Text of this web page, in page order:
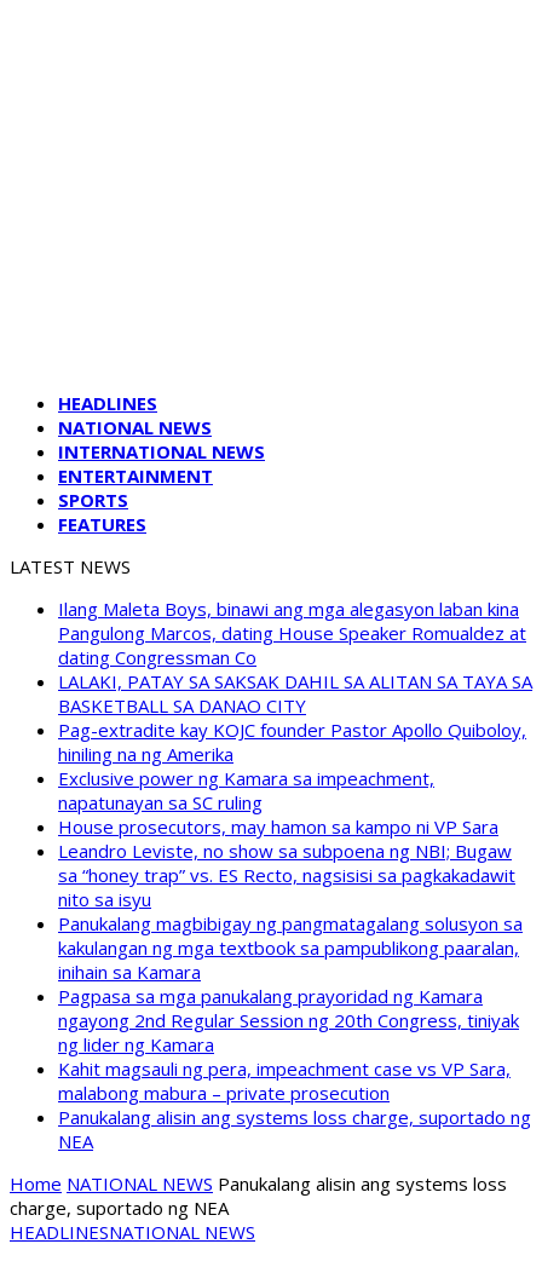
HEADLINES
NATIONAL NEWS
INTERNATIONAL NEWS
ENTERTAINMENT
SPORTS
FEATURES
LATEST NEWS
Ilang Maleta Boys, binawi ang mga alegasyon laban kina
Pangulong Marcos, dating House Speaker Romualdez at
dating Congressman Co
LALAKI, PATAY SA SAKSAK DAHIL SA ALITAN SA TAYA SA
BASKETBALL SA DANAO CITY
Pag-extradite kay KOJC founder Pastor Apollo Quiboloy,
hiniling na ng Amerika
Exclusive power ng Kamara sa impeachment,
napatunayan sa SC ruling
House prosecutors, may hamon sa kampo ni VP Sara
Leandro Leviste, no show sa subpoena ng NBI; Bugaw
sa “honey trap” vs. ES Recto, nagsisisi sa pagkakadawit
nito sa isyu
Panukalang magbibigay ng pangmatagalang solusyon sa
kakulangan ng mga textbook sa pampublikong paaralan,
inihain sa Kamara
Pagpasa sa mga panukalang prayoridad ng Kamara
ngayong 2nd Regular Session ng 20th Congress, tiniyak
ng lider ng Kamara
Kahit magsauli ng pera, impeachment case vs VP Sara,
malabong mabura – private prosecution
Panukalang alisin ang systems loss charge, suportado ng
NEA
Home NATIONAL NEWS Panukalang alisin ang systems loss
charge, suportado ng NEA
HEADLINESNATIONAL NEWS